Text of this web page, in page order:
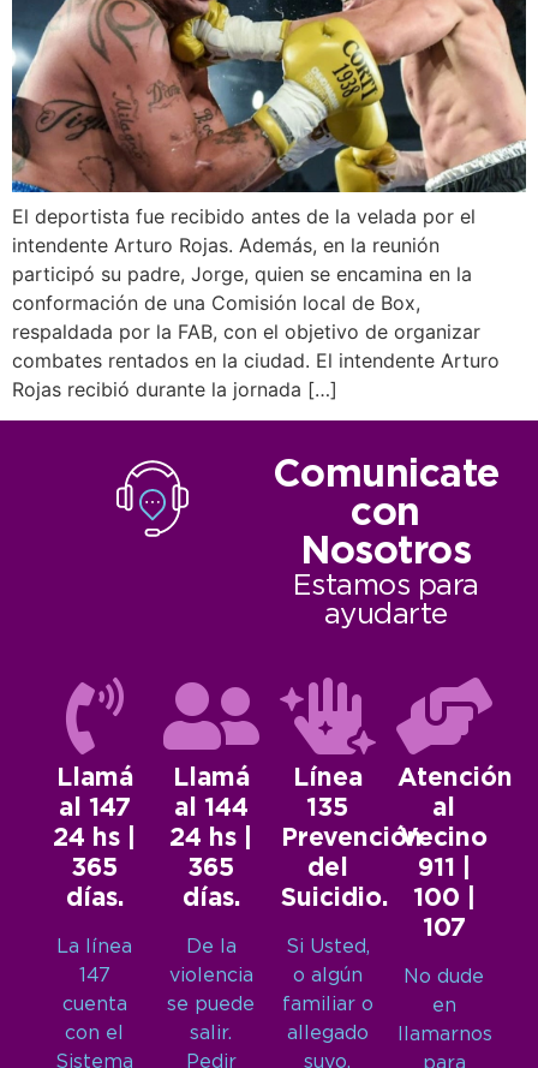
El deportista fue recibido antes de la velada por el
intendente Arturo Rojas. Además, en la reunión
participó su padre, Jorge, quien se encamina en la
conformación de una Comisión local de Box,
respaldada por la FAB, con el objetivo de organizar
combates rentados en la ciudad. El intendente Arturo
Rojas recibió durante la jornada […]
Comunicate
con
Nosotros
Estamos para
ayudarte
Llamá
al 147
24 hs |
365
días.
La línea
147
cuenta
con el
Sistema
Llamá
al 144
24 hs |
365
días.
De la
violencia
se puede
salir.
Pedir
Línea
135
Prevención
del
Suicidio.
Si Usted,
o algún
familiar o
allegado
suyo,
Atención
al
Vecino
911 |
100 |
107
No dude
en
llamarnos
para